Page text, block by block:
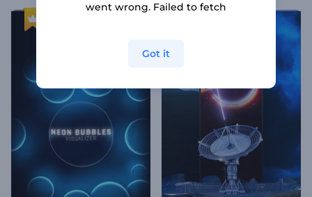
went wrong. Failed to fetch
Got it